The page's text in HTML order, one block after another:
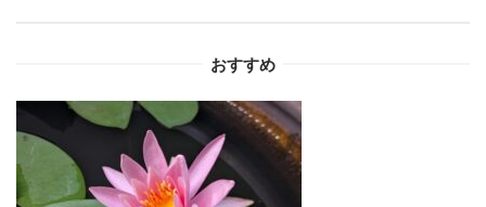
ョ
ン
おすすめ